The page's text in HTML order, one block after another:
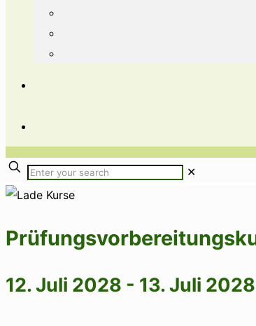
✕
12. Juli 2028 - 13. Juli 2028